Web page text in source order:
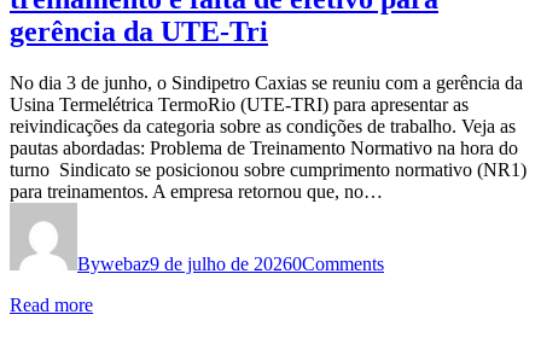
gerência da UTE-Tri
No dia 3 de junho, o Sindipetro Caxias se reuniu com a gerência da
Usina Termelétrica TermoRio (UTE-TRI) para apresentar as
reivindicações da categoria sobre as condições de trabalho. Veja as
pautas abordadas: Problema de Treinamento Normativo na hora do
turno Sindicato se posicionou sobre cumprimento normativo (NR1)
para treinamentos. A empresa retornou que, no…
Bywebaz9 de julho de 20260Comments
Read more